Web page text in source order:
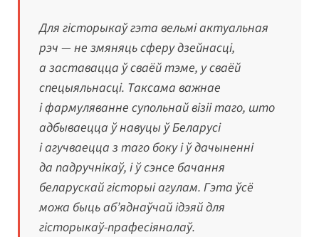
Для гісторыкаў гэта вельмі актуальная
рэч — не змяняць сферу дзейнасці,
а заставацца ў сваёй тэме, у сваёй
спецыяльнасці. Таксама важнае
і фармуляванне супольнай візіі таго, што
адбываецца ў навуцы ў Беларусі
і агучваецца з таго боку і ў дачыненні
да падручнікаў, і ў сэнсе бачання
беларускай гісторыі агулам. Гэта ўсё
можа быць аб’яднаўчай ідэяй для
гісторыкаў-прафесіяналаў.